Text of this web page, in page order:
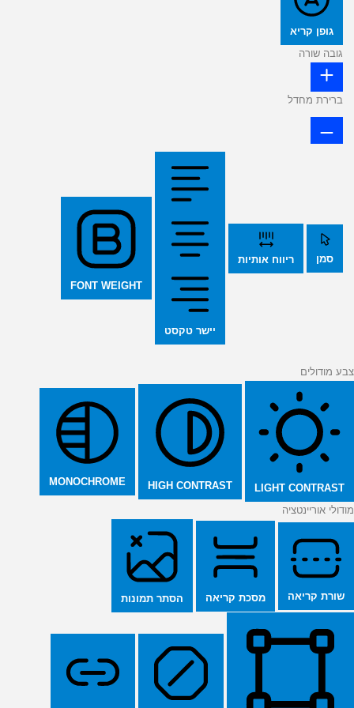
גופן קריא
גובה שורה
ברירת מחדל
סמן ריווח אותיות
יישר טקסט
FONT WEIGHT
צבע מודולים
LIGHT CONTRAST
HIGH CONTRAST
MONOCHROME
מודולי אוריינטציה
שורת קריאה מסכת קריאה הסתר תמונות